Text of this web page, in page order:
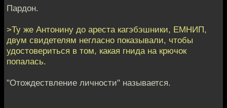
Пардон.
>Ту же Антонину до ареста кагэбэшники, ЕМНИП,
двум свидетелям негласно показывали, чтобы
удостовериться в том, какая гнида на крючок
попалась.
"Отождествление личности" называется.